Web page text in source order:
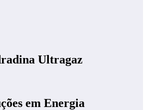
Ultragaz
em Energia